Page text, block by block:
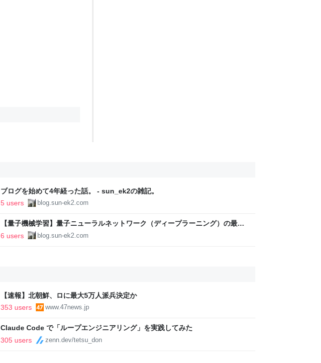
ブログを始めて4年経った話。 - sun_ek2の雑記。
5 users
blog.sun-ek2.com
【量子機械学習】量子ニューラルネットワーク（ディープラーニング）の最急
降下法の話。 - sun_ek2の雑記。
6 users blog.sun-ek2.com
【速報】北朝鮮、ロに最大5万人派兵決定か
353 users
www.47news.jp
Claude Code で「ループエンジニアリング」を実践してみた
305 users
zenn.dev/tetsu_don